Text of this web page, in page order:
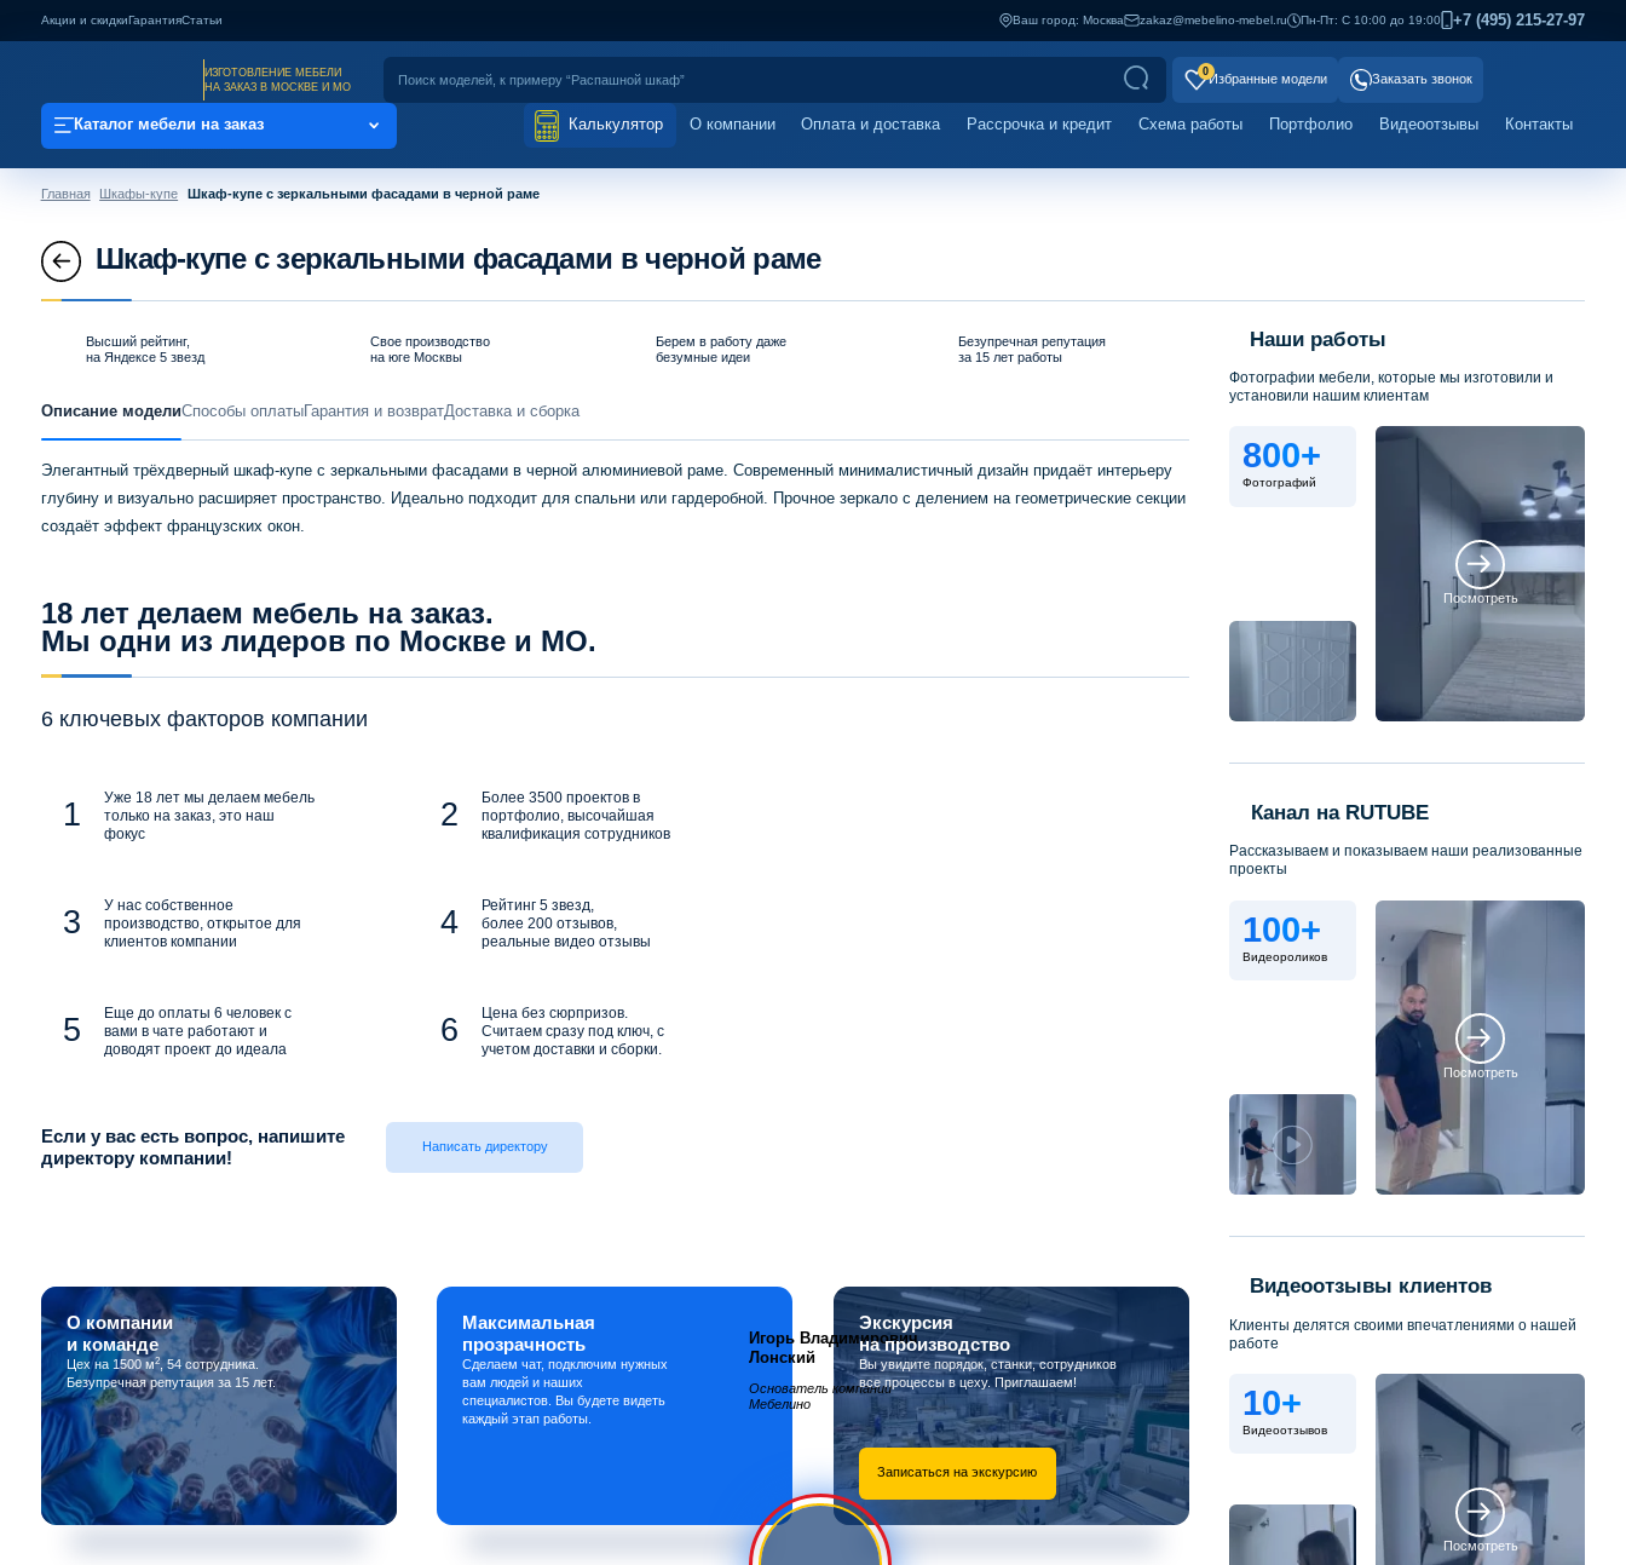
Акции и скидкиГарантияСтатьи Ваш город: Москва zakaz@mebelino-mebel.ru Пн-Пт: С 10:00 до 19:00 +7 (495) 215-27-97
ИЗГОТОВЛЕНИЕ МЕБЕЛИ
НА ЗАКАЗ В МОСКВЕ И МО
0
Избранные модели Заказать звонок
Каталог мебели на заказ Калькулятор О компании Оплата и доставка Рассрочка и кредит Схема работы Портфолио Видеоотзывы Контакты
Главная Шкафы-купе Шкаф-купе с зеркальными фасадами в черной раме
Шкаф-купе с зеркальными фасадами в черной раме
Высший рейтинг,
на Яндексе 5 звезд
Свое производство
на юге Москвы
Берем в работу даже
безумные идеи
Безупречная репутация
за 15 лет работы
Описание модели Способы оплатыГарантия и возвратДоставка и сборка
Элегантный трёхдверный шкаф-купе с зеркальными фасадами в черной алюминиевой раме. Современный минималистичный дизайн придаёт интерьеру
глубину и визуально расширяет пространство. Идеально подходит для спальни или гардеробной. Прочное зеркало с делением на геометрические секции
создаёт эффект французских окон.
18 лет делаем мебель на заказ.
Мы одни из лидеров по Москве и МО.
6 ключевых факторов компании
Уже 18 лет мы делаем мебель
только на заказ, это наш
фокус
Более 3500 проектов в
портфолио, высочайшая
квалификация сотрудников
У нас собственное
производство, открытое для
клиентов компании
Рейтинг 5 звезд,
более 200 отзывов,
реальные видео отзывы
Еще до оплаты 6 человек с
вами в чате работают и
доводят проект до идеала
Цена без сюрпризов.
Считаем сразу под ключ, с
учетом доставки и сборки.
Если у вас есть вопрос, напишите
директору компании!
Написать директору
Игорь Владимирович
Лонский
Основатель компании
Мебелино
О компании
и команде
Цех на 1500 м2, 54 сотрудника.
Безупречная репутация за 15 лет.
Максимальная
прозрачность
Сделаем чат, подключим нужных
вам людей и наших
специалистов. Вы будете видеть
каждый этап работы.
Экскурсия
на производство
Вы увидите порядок, станки, сотрудников
все процессы в цеху. Приглашаем!
Записаться на экскурсию
Наши работы
Фотографии мебели, которые мы изготовили и
установили нашим клиентам
800+
Фотографий
Посмотреть
Канал на RUTUBE
Рассказываем и показываем наши реализованные
проекты
100+
Видеороликов
Посмотреть
Видеоотзывы клиентов
Клиенты делятся своими впечатлениями о нашей
работе
10+
Видеоотзывов
Посмотреть